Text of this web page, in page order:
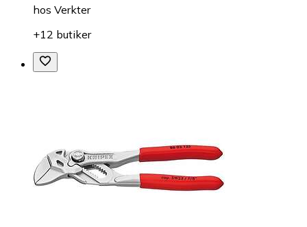
hos Verkter
+12 butiker